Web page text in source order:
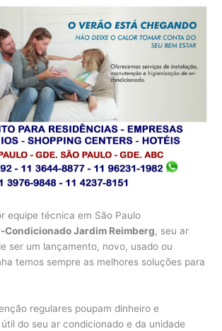
equipe técnica em São Paulo
Condicionado Jardim Reimberg, seu ar
ser um lançamento, novo, usado ou
temos sempre as melhores soluções para
regulares poupam dinheiro e
do seu ar condicionado e da unidade